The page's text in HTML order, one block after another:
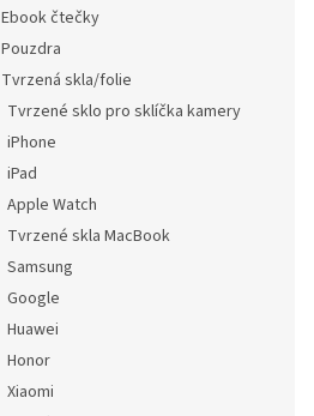
Ebook čtečky
Pouzdra
Tvrzená skla/folie
Tvrzené sklo pro sklíčka kamery
iPhone
iPad
Apple Watch
Tvrzené skla MacBook
Samsung
Google
Huawei
Honor
Xiaomi